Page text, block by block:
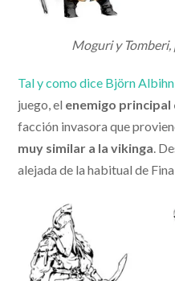
Moguri y
Tal y como dice Björn Albihn
juego, el enemigo principal
facción invasora que
muy similar a la vikinga .
alejada de la habitual de